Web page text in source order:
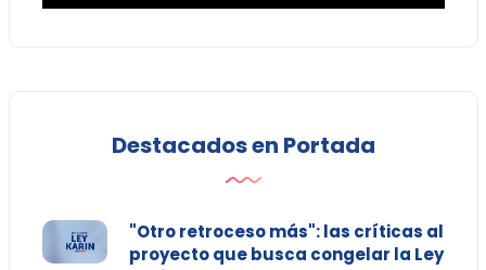
Destacados en Portada
"Otro retroceso más": las críticas al
proyecto que busca congelar la Ley